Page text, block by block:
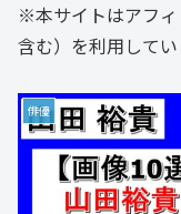
※本サイトはアフ
含む）を利用してい
俳優